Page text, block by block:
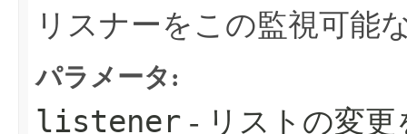
リスナーをこの監視可能
パラメータ:
listener - リストの変